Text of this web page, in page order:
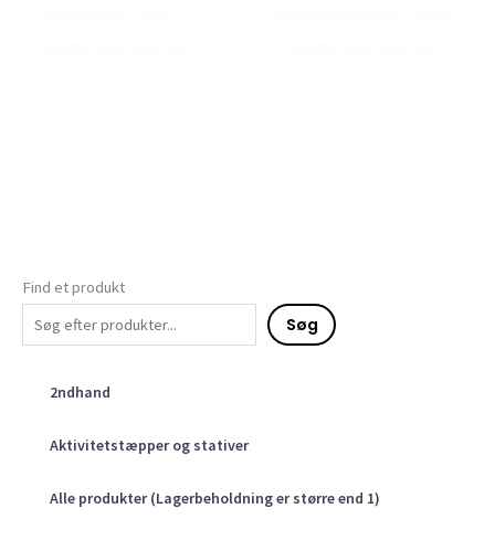
Find et produkt
Søg
2ndhand
Aktivitetstæpper og stativer
Alle produkter (Lagerbeholdning er større end 1)